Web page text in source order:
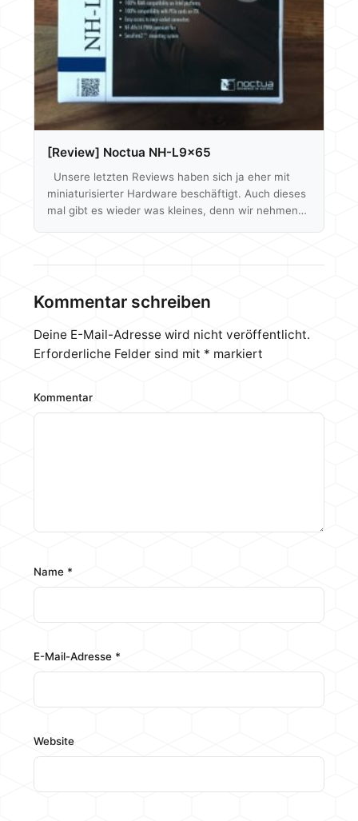
Beginnen…
[Review] Noctua NH-L9x65
Unsere letzten Reviews haben sich ja eher mit
miniaturisierter Hardware beschäftigt. Auch dieses
mal gibt es wieder was kleines, denn wir nehmen
Abmessungen, sind also für HTPCs, ITX Systeme
bzw kleine Computer generell ausgelegt. Noctua´s
Modell ist mit 45€ im Preisvergleich aber 15€ teurer
Kommentar schreiben
Deine E-Mail-Adresse wird nicht veröffentlicht.
Erforderliche Felder sind mit * markiert
Kommentar
Name *
E-Mail-Adresse *
Website